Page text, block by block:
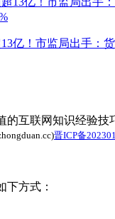
亿！市监局出手：
的互联网知识经验技
晋ICP备
下方式：